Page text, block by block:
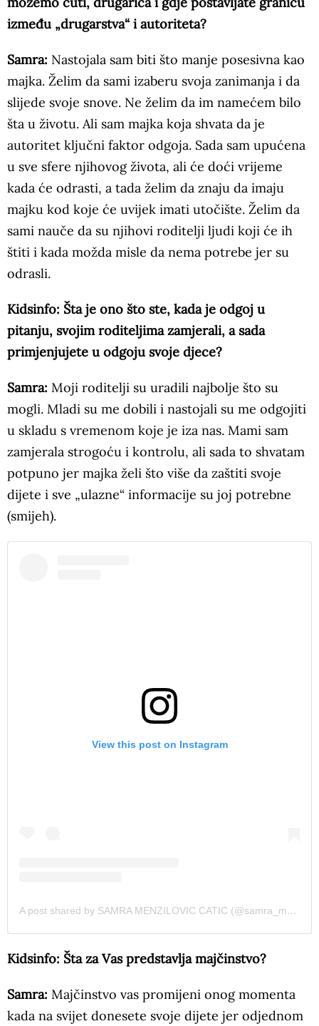
između „drugarstva“ i autoriteta?
Samra: Nastojala sam biti što manje posesivna kao
majka. Želim da sami izaberu svoja zanimanja i da
slijede svoje snove. Ne želim da im namećem bilo
šta u životu. Ali sam majka koja shvata da je
autoritet ključni faktor odgoja. Sada sam upućena
u sve sfere njihovog života, ali će doći vrijeme
kada će odrasti, a tada želim da znaju da imaju
majku kod koje će uvijek imati utočište. Želim da
sami nauče da su njihovi roditelji ljudi koji će ih
štiti i kada možda misle da nema potrebe jer su
odrasli.
Kidsinfo: Šta je ono što ste, kada je odgoj u
pitanju, svojim roditeljima zamjerali, a sada
primjenjujete u odgoju svoje djece?
Samra: Moji roditelji su uradili najbolje što su
mogli. Mladi su me dobili i nastojali su me odgojiti
u skladu s vremenom koje je iza nas. Mami sam
zamjerala strogoću i kontrolu, ali sada to shvatam
potpuno jer majka želi što više da zaštiti svoje
dijete i sve „ulazne“ informacije su joj potrebne
(smijeh).
View this post on Instagram
A post shared by SAMRA MENZILOVIC CATIC (@samra_menzilovic)
Kidsinfo: Šta za Vas predstavlja majčinstvo?
Samra: Majčinstvo vas promijeni onog momenta
kada na svijet donesete svoje dijete jer odjednom